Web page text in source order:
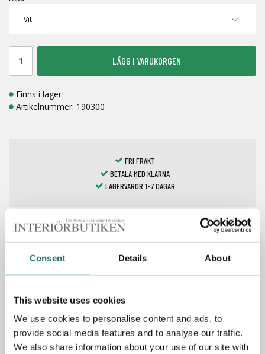
Consent Details About
This website uses cookies
We use cookies to personalise content and ads, to
provide social media features and to analyse our traffic.
We also share information about your use of our site with
LÄGG I VARUKORGEN
Finns i lager
Artikelnummer: 190300
FRI FRAKT
BETALA MED KLARNA
LAGERVAROR 1-7 DAGAR
Spara som favorit
Specifikationer
Material: lackad metall